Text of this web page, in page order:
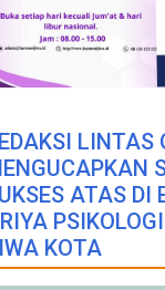
LINTAS
ATAS DI
KOTA